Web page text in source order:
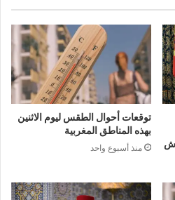
توقعات أحوال الطقس ليوم الاثنين
بهذه المناطق المغربية
منذ أسبوع واحد